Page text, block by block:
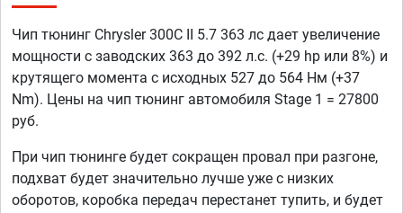
Чип тюнинг Chrysler 300C II 5.7 363 лс дает увеличение
мощности с заводских 363 до 392 л.с. (+29 hp или 8%) и
крутящего момента с исходных 527 до 564 Нм (+37
Nm). Цены на чип тюнинг автомобиля Stage 1 = 27800
руб.
При чип тюнинге будет сокращен провал при разгоне,
подхват будет значительно лучше уже с низких
оборотов, коробка передач перестанет тупить, и будет